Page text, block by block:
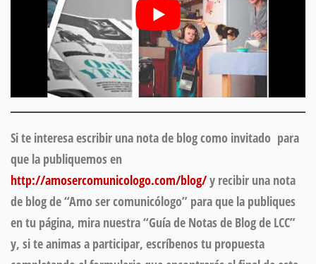
Si te interesa escribir una nota de blog como invitado para
que la publiquemos en
http://amosercomunicologo.com/blog/y recibir una nota
de blog de “Amo ser comunicólogo” para que la publiques
en tu página, mira nuestra “Guía de Notas de Blog de LCC”
y, si te animas a participar, escríbenos tu propuesta